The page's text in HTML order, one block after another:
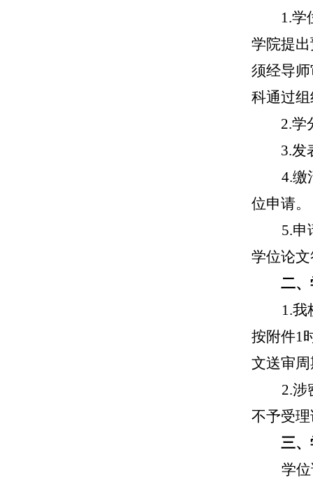
1.学
学院提
须经导
科通过
2.学
3.发
4.缴
位申请。
5.申
学位论
二
1.
按附件1
文送审
2.涉
不予受
三
学